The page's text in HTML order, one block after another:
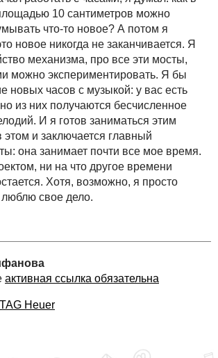
10 сантиметров можно
что-то новое? А потом я
новое никогда не заканчивается. Я
механизма, про все эти мосты,
можно экспериментировать. Я бы
новых часов с музыкой: у вас есть
из них получаются бесчисленное
И я готов заниматься этим
этом и заключается главный
она занимает почти все мое время.
ни на что другое времени
Хотя, возможно, я просто
свое дело.
активная ссылка обязательна
TAG Heuer